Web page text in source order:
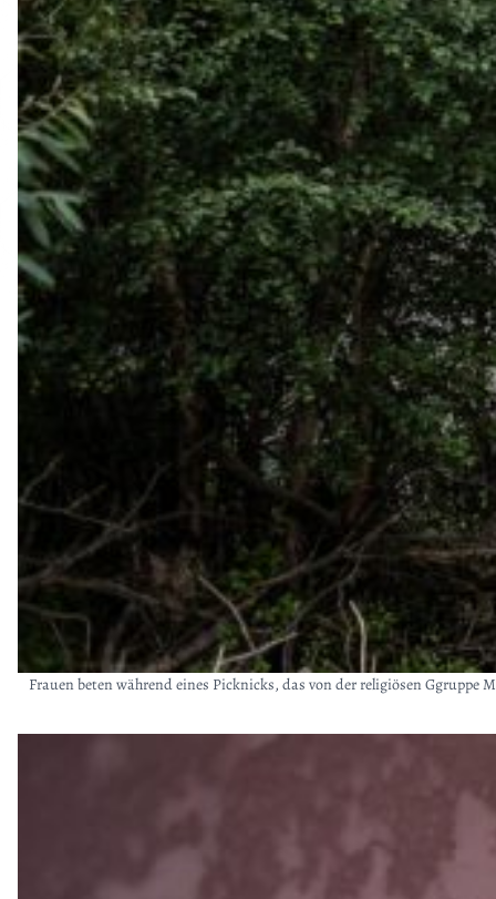
Frauen beten während eines Picknicks, das von der religiösen